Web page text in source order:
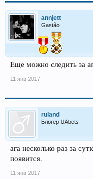
annjett
Gastão
Еще можно следить за
11 янв 2017
ruland
Блогер UAbets
ага несколько раз за
появится.
11 янв 2017